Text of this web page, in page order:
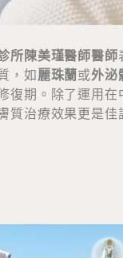
所陳美瑾醫師醫師
，如麗珠蘭或外泌
復期。除了運用在
質治療效果更是佳